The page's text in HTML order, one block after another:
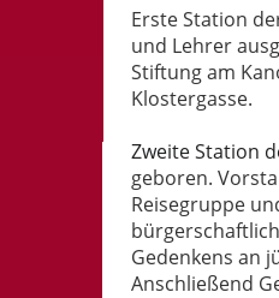
Erste Station
und Lehrer
Stiftung am
Klostergasse.
Zweite Station
geboren.
Reisegruppe
Gedenkens an
Anschließend